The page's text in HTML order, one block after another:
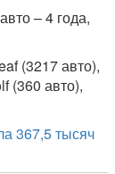
– 4 года,
(3217 авто),
(360 авто),
367,5 тысяч